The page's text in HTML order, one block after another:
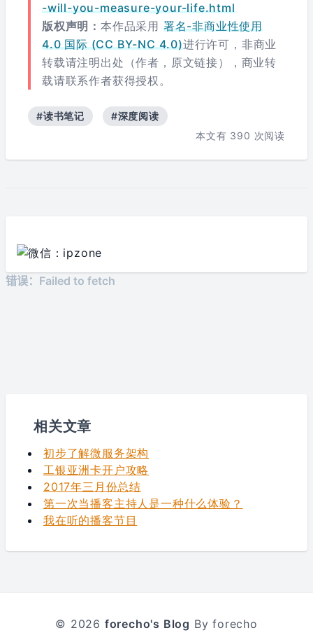
-will-you-measure-your-life.html
版权声明： 本作品采用 署名-非商业性使用
4.0 国际 (CC BY-NC 4.0)进行许可，非商业
转载请注明出处（作者，原文链接），商业转
载请联系作者获得授权。
#读书笔记
#深度阅读
本文有 390 次阅读
相关文章
初步了解微服务架构
工银亚洲卡开户攻略
2017年三月份总结
第一次当播客主持人是一种什么体验？
我在听的播客节目
© 2026 forecho's Blog By forecho